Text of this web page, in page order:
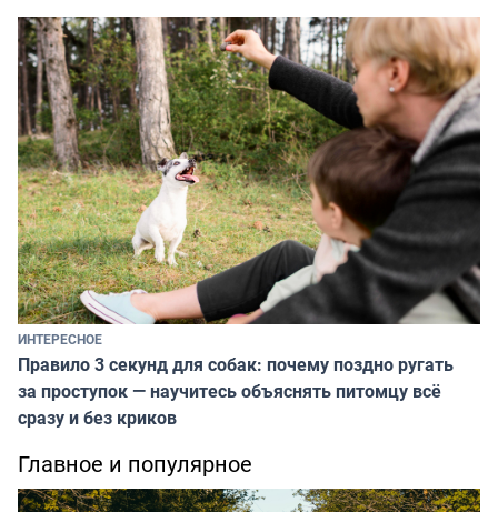
ИНТЕРЕСНОЕ
Правило 3 секунд для собак: почему поздно ругать
за проступок — научитесь объяснять питомцу всё
сразу и без криков
Главное и популярное